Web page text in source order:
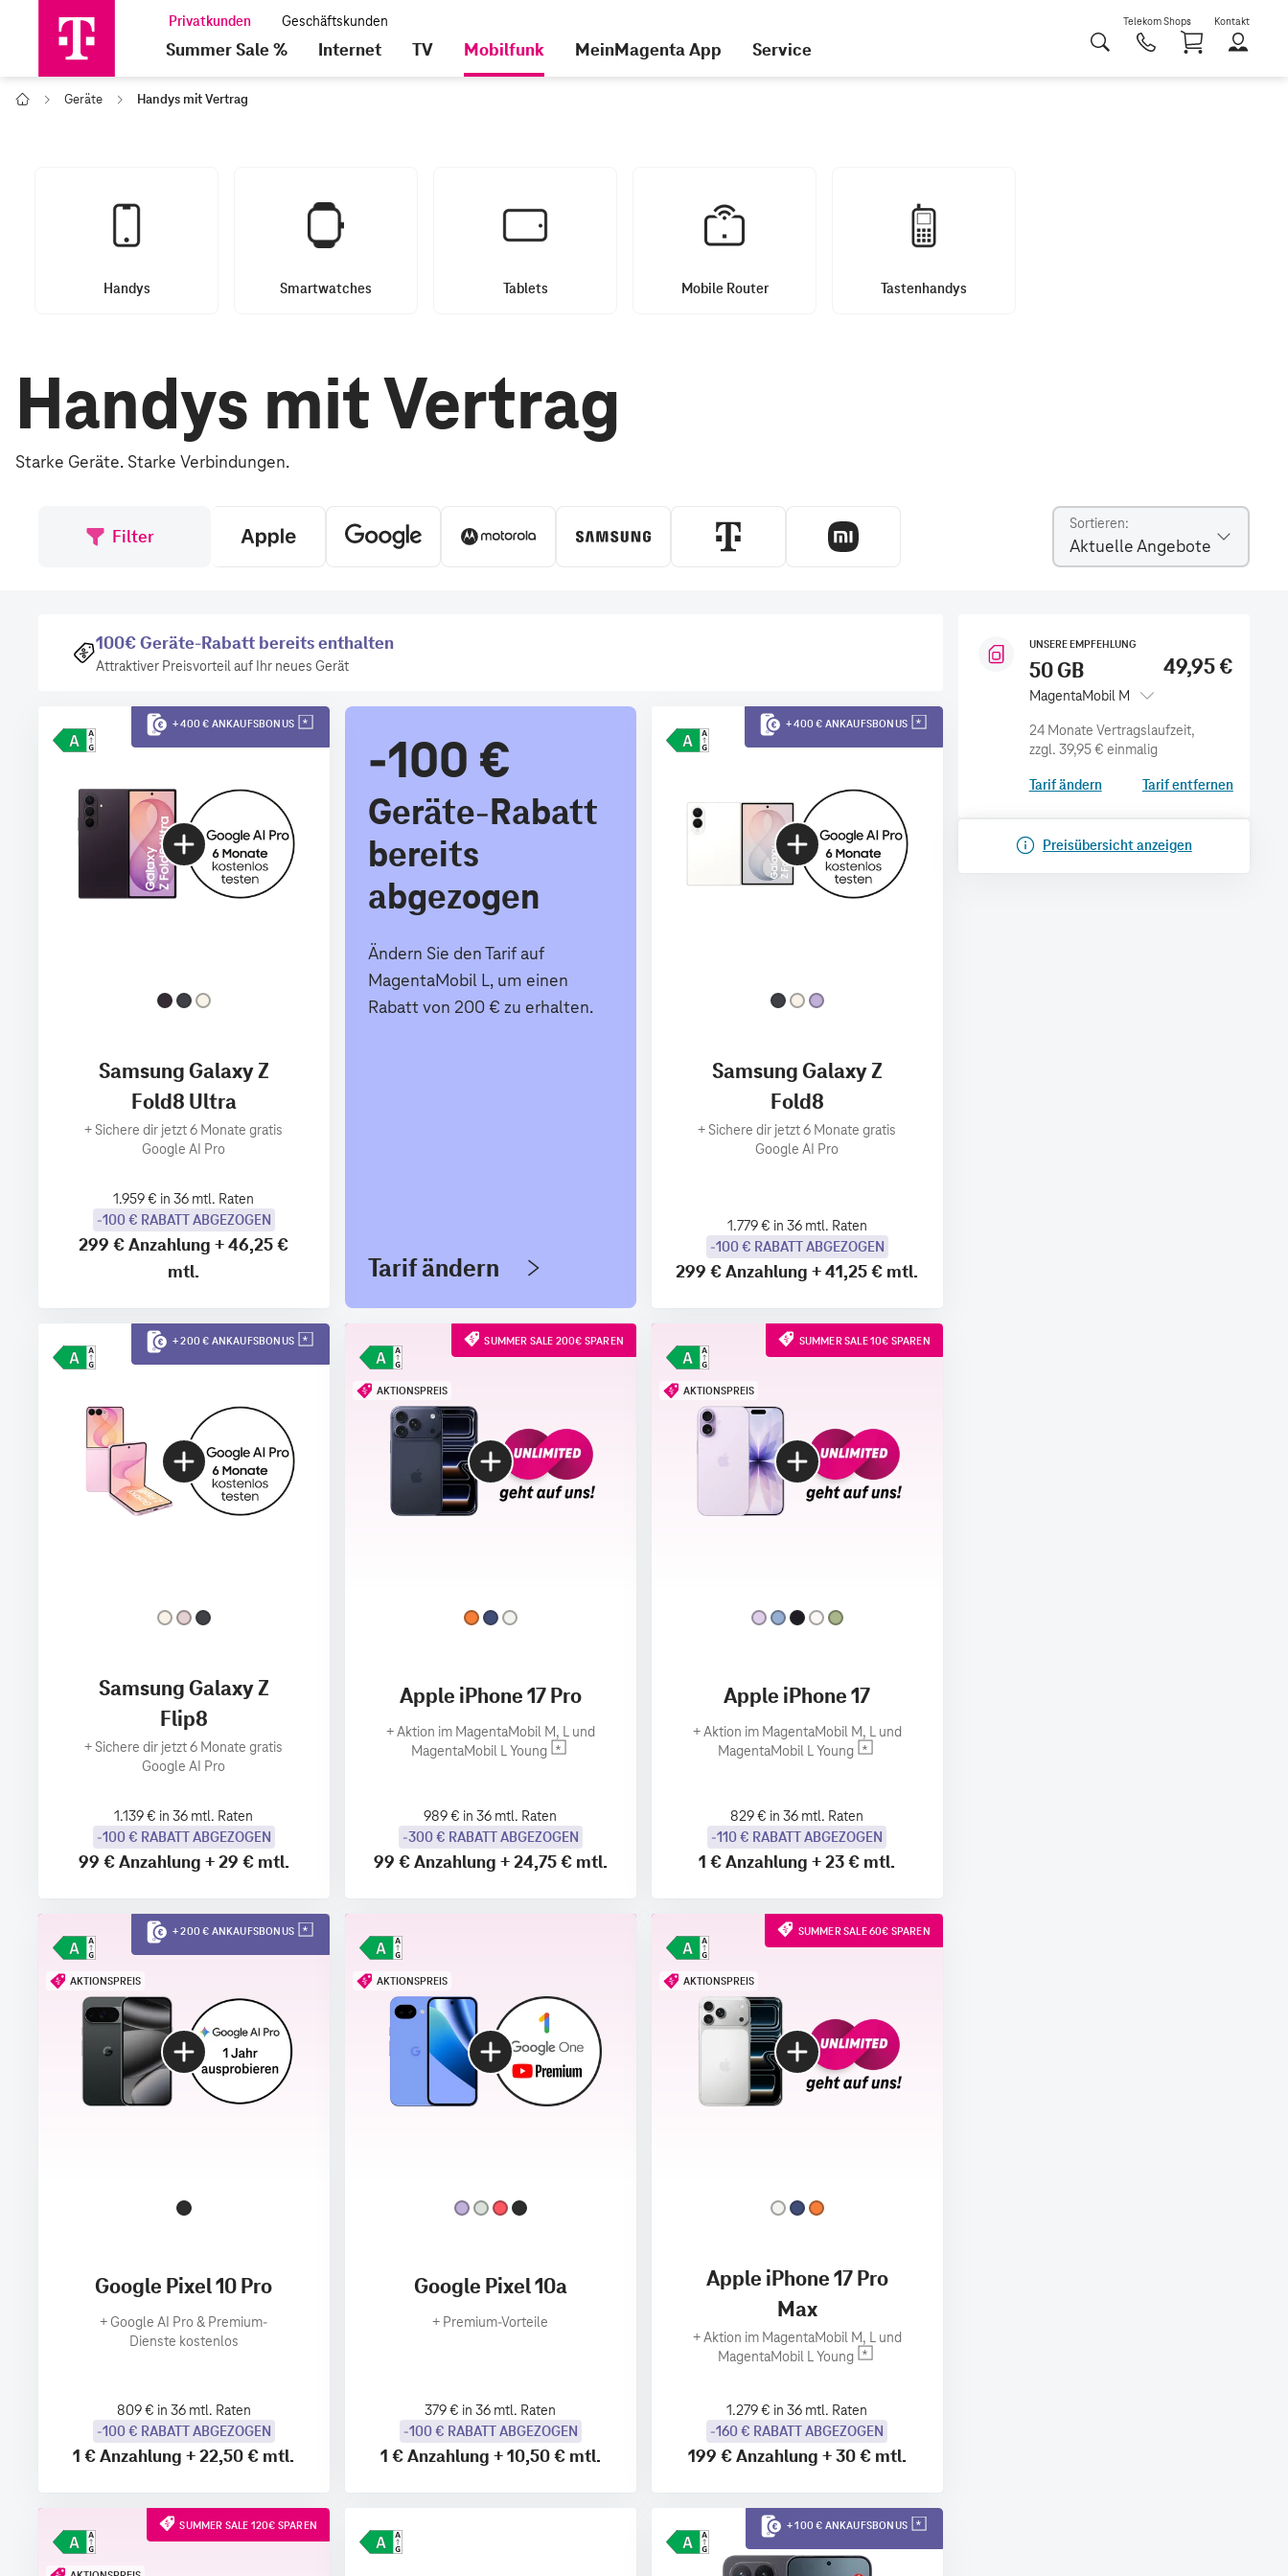
Telekom Shops Kontakt
Summer Sale % Internet TV Mobilfunk MeinMagenta App Service
Home Geräte Handys mit Vertrag
Handys Smartwatches Tablets Mobile Router Tastenhandys
Handys mit Vertrag
Starke Geräte. Starke Verbindungen.
Filter
Sortieren
Aktuelle Angebote
100€ Geräte-Rabatt bereits enthalten
Attraktiver Preisvorteil auf Ihr neues Gerät
+ 400 € ANKAUFSBONUS
Samsung Galaxy Z
Fold8 Ultra
+Sichere dir jetzt 6 Monate gratis
Google AI Pro
1.959 € in 36 mtl. Raten
-100 € RABATT ABGEZOGEN
299 €Anzahlung +46,25 €
mtl.
-100 €
Geräte-Rabatt
bereits
abgezogen
Ändern Sie den Tarif auf
MagentaMobil L, um einen
Rabatt von 200 € zu erhalten.
Tarif ändern
+ 400 € ANKAUFSBONUS
Samsung Galaxy Z
Fold8
+Sichere dir jetzt 6 Monate gratis
Google AI Pro
1.779 € in 36 mtl. Raten
-100 € RABATT ABGEZOGEN
299 €Anzahlung +41,25 € mtl.
+ 200 € ANKAUFSBONUS
Samsung Galaxy Z
Flip8
+Sichere dir jetzt 6 Monate gratis
Google AI Pro
1.139 € in 36 mtl. Raten
-100 € RABATT ABGEZOGEN
99 €Anzahlung +29 € mtl.
SUMMER SALE 200€ SPAREN
AKTIONSPREIS
Apple iPhone 17 Pro
+Aktion im MagentaMobil M, L und
MagentaMobil L Young
989 € in 36 mtl. Raten
-300 € RABATT ABGEZOGEN
99 €Anzahlung +24,75 € mtl.
SUMMER SALE 10€ SPAREN
AKTIONSPREIS
Apple iPhone 17
+Aktion im MagentaMobil M, L und
MagentaMobil L Young
829 € in 36 mtl. Raten
-110 € RABATT ABGEZOGEN
1 €Anzahlung +23 € mtl.
+ 200 € ANKAUFSBONUS
AKTIONSPREIS
Google Pixel 10 Pro
+Google AI Pro & Premium-
Dienste kostenlos
809 € in 36 mtl. Raten
-100 € RABATT ABGEZOGEN
1 €Anzahlung +22,50 € mtl.
AKTIONSPREIS
Google Pixel 10a
+ Premium‑Vorteile
379 € in 36 mtl. Raten
-100 € RABATT ABGEZOGEN
1 €Anzahlung +10,50 € mtl.
SUMMER SALE 60€ SPAREN
AKTIONSPREIS
Apple iPhone 17 Pro
Max
+Aktion im MagentaMobil M, L und
MagentaMobil L Young
1.279 € in 36 mtl. Raten
-160 € RABATT ABGEZOGEN
199 €Anzahlung +30 € mtl.
SUMMER SALE 120€ SPAREN + 100 € ANKAUFSBONUS
UNSERE EMPFEHLUNG
50 GB
MagentaMobil M
49,95 €
zzgl. 39,95 € einmalig
Tarif ändern Tarif entfernen
Preisübersicht anzeigen